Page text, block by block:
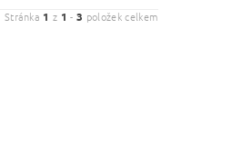
Stránka 1 z 1 -3 položek celkem